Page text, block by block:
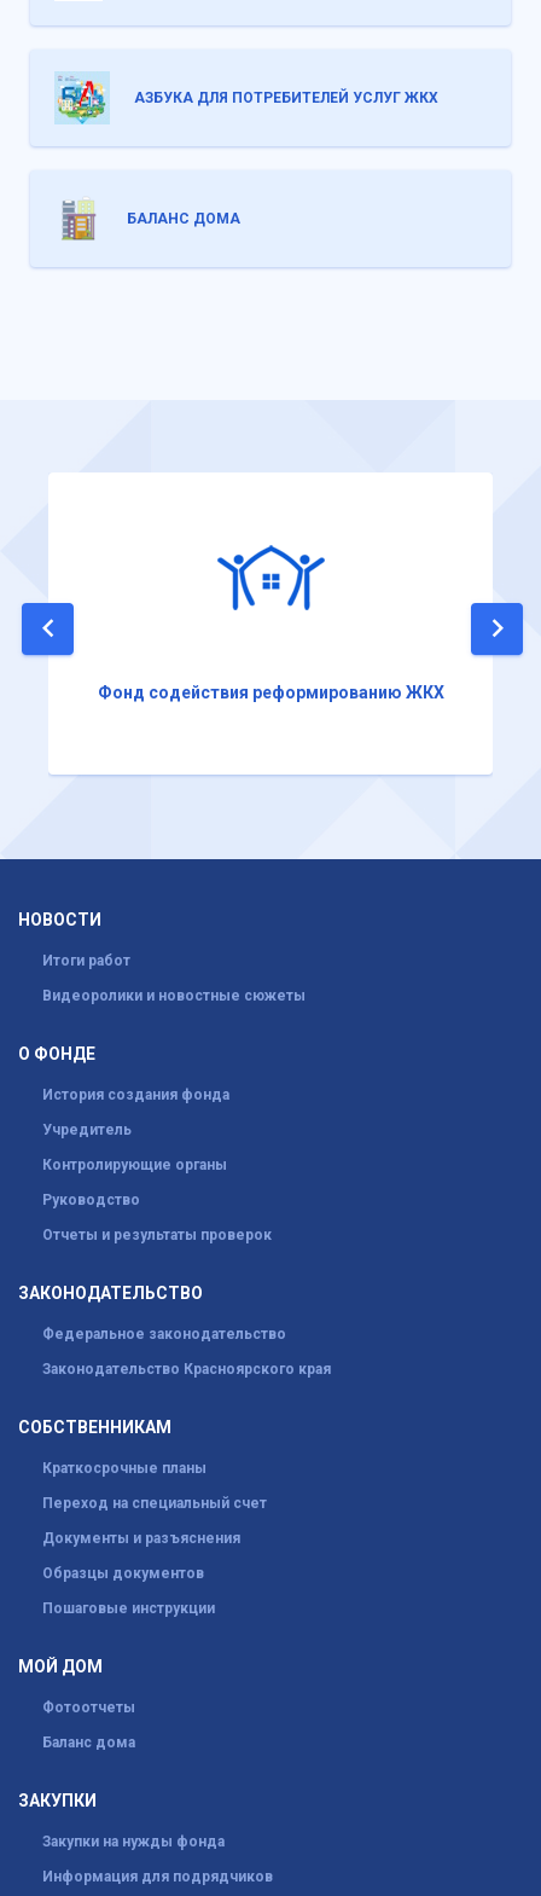
АЗБУКА ДЛЯ ПОТРЕБИТЕЛЕЙ УСЛУГ ЖКХ
БАЛАНС ДОМА
Фонд содействия реформированию ЖКХ
НОВОСТИ
Итоги работ
Видеоролики и новостные сюжеты
О ФОНДЕ
История создания фонда
Учредитель
Контролирующие органы
Руководство
Отчеты и результаты проверок
ЗАКОНОДАТЕЛЬСТВО
Федеральное законодательство
Законодательство Красноярского края
СОБСТВЕННИКАМ
Краткосрочные планы
Переход на специальный счет
Документы и разъяснения
Образцы документов
Пошаговые инструкции
МОЙ ДОМ
Фотоотчеты
Баланс дома
ЗАКУПКИ
Закупки на нужды фонда
Информация для подрядчиков